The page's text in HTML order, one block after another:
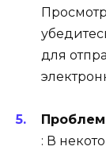
для
: В